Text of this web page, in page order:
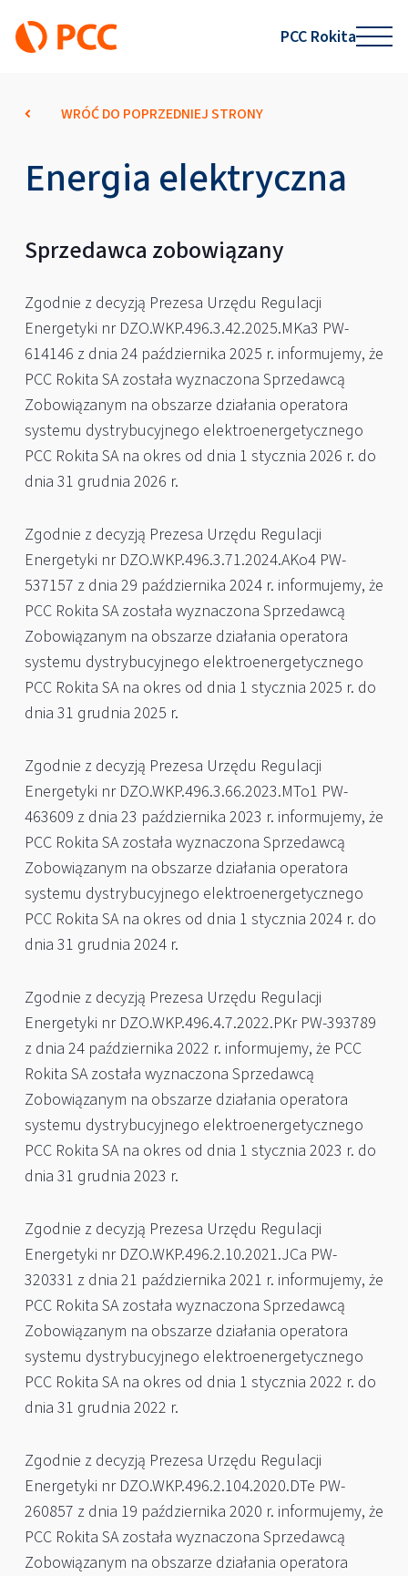
PCC Rokita
WRÓĆ DO POPRZEDNIEJ STRONY
Energia elektryczna
Sprzedawca zobowiązany
Zgodnie z decyzją Prezesa Urzędu Regulacji
Energetyki nr DZO.WKP.496.3.42.2025.MKa3 PW-
614146 z dnia 24 października 2025 r. informujemy, że
PCC Rokita SA została wyznaczona Sprzedawcą
Zobowiązanym na obszarze działania operatora
systemu dystrybucyjnego elektroenergetycznego
PCC Rokita SA na okres od dnia 1 stycznia 2026 r. do
dnia 31 grudnia 2026 r.
Zgodnie z decyzją Prezesa Urzędu Regulacji
Energetyki nr DZO.WKP.496.3.71.2024.AKo4 PW-
537157 z dnia 29 października 2024 r. informujemy, że
PCC Rokita SA została wyznaczona Sprzedawcą
Zobowiązanym na obszarze działania operatora
systemu dystrybucyjnego elektroenergetycznego
PCC Rokita SA na okres od dnia 1 stycznia 2025 r. do
dnia 31 grudnia 2025 r.
Zgodnie z decyzją Prezesa Urzędu Regulacji
Energetyki nr DZO.WKP.496.3.66.2023.MTo1 PW-
463609 z dnia 23 października 2023 r. informujemy, że
PCC Rokita SA została wyznaczona Sprzedawcą
Zobowiązanym na obszarze działania operatora
systemu dystrybucyjnego elektroenergetycznego
PCC Rokita SA na okres od dnia 1 stycznia 2024 r. do
dnia 31 grudnia 2024 r.
Zgodnie z decyzją Prezesa Urzędu Regulacji
Energetyki nr DZO.WKP.496.4.7.2022.PKr PW-393789
z dnia 24 października 2022 r. informujemy, że PCC
Rokita SA została wyznaczona Sprzedawcą
Zobowiązanym na obszarze działania operatora
systemu dystrybucyjnego elektroenergetycznego
PCC Rokita SA na okres od dnia 1 stycznia 2023 r. do
dnia 31 grudnia 2023 r.
Zgodnie z decyzją Prezesa Urzędu Regulacji
Energetyki nr DZO.WKP.496.2.10.2021.JCa PW-
320331 z dnia 21 października 2021 r. informujemy, że
PCC Rokita SA została wyznaczona Sprzedawcą
Zobowiązanym na obszarze działania operatora
systemu dystrybucyjnego elektroenergetycznego
PCC Rokita SA na okres od dnia 1 stycznia 2022 r. do
dnia 31 grudnia 2022 r.
Zgodnie z decyzją Prezesa Urzędu Regulacji
Energetyki nr DZO.WKP.496.2.104.2020.DTe PW-
260857 z dnia 19 października 2020 r. informujemy, że
PCC Rokita SA została wyznaczona Sprzedawcą
Zobowiązanym na obszarze działania operatora